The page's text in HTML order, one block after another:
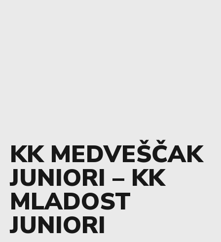
KK MEDVEŠČAK
JUNIORI – KK
MLADOST
JUNIORI